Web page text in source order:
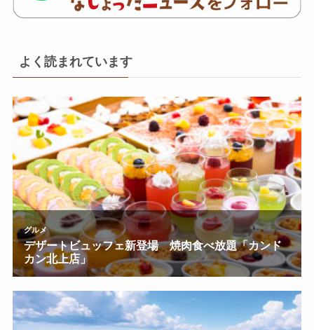
よく読まれています